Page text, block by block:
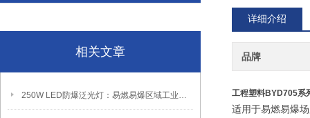
相关文章
250W LED防爆泛光灯：易燃易爆区域工业固定照明装置
详细介绍
品牌
工程塑料BYD705系
适用于易燃易爆